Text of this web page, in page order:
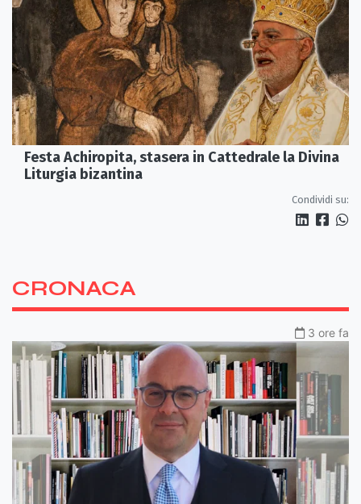
Festa Achiropita, stasera in Cattedrale la Divina
Liturgia bizantina
Condividi su:
CRONACA
3 ore fa